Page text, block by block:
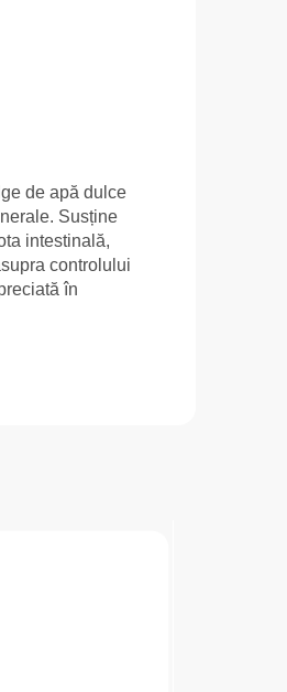
de apă dulce
Susține
intestinală,
controlului
în